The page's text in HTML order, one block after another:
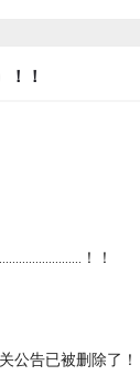
！
！！
公告已被删除了！